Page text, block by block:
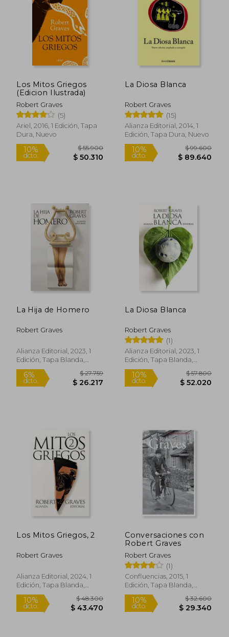
6% 10%
dcto.
Los Mitos Griegos
(Edicion Ilustrada)
Robert Graves
(5)
Ariel, 2016, 1 Edición, Tapa
Dura, Nuevo
10% $ 55.900
La Diosa Blanca
Robert Graves
(15)
Alianza Editorial, 2014, 1
Edición, Tapa Dura, Nuevo
10%
La Hija de Homero
Robert Graves
Alianza Editorial, 2023, 1
Edición, Tapa Blanda,
Nuevo
La Diosa Blanca
Robert Graves
(1)
Alianza Editorial, 2023, 1
Edición, Tapa Blanda,
Nuevo
10%
Los Mitos Griegos, 2
Robert Graves
Alianza Editorial, 2024, 1
Edición, Tapa Blanda,
Nuevo
Conversaciones con
Robert Graves
Robert Graves
(1)
Confluencias, 2015, 1
Edición, Tapa Blanda,
Nuevo